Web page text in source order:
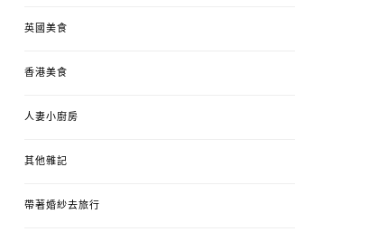
英國美食
香港美食
人妻小廚房
其他雜記
帶著婚紗去旅行